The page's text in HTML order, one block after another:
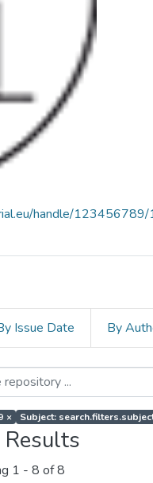
handle/123456789/
Issue Date By
× Subject:
Results
1 - 8 of 8